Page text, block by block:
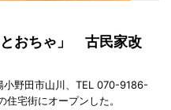
とおちゃ」 古民家改
小野田市山川、TEL 070-9186-
宅街にオープンした。